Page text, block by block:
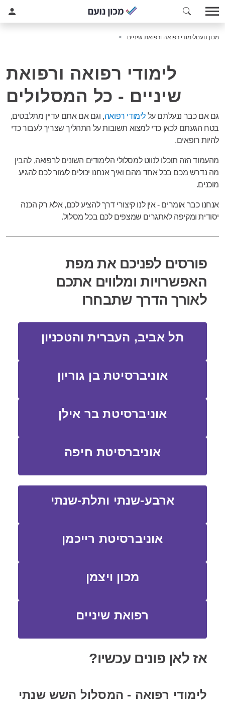
מכון נועםלימודי רפואה ורפואת שיניים
לימודי רפואה ורפואת
שיניים - כל המסלולים
גם אם כבר ננעלתם על לימודי רפואה, וגם אם אתם עדיין מתלבטים,
בטח הגעתם לכאן כדי למצוא תשובות על התהליך שצריך לעבור כדי
להיות רופאים.
מהעמוד הזה תוכלו לנווט למסלולי הלימודים השונים לרפואה, להבין
מה נדרש מכם בכל אחד מהם ואיך אנחנו יכולים לעזור לכם להגיע
מוכנים.
אנחנו כבר אומרים - אין לנו קיצורי דרך להציע לכם, אלא רק הכנה
יסודית ומקיפה לאתגרים שמצפים לכם בכל מסלול.
פורסים לפניכם את מפת
האפשרויות ומלווים אתכם
לאורך הדרך שתבחרו
תל אביב, העברית והטכניון
אוניברסיטת בן גוריון
אוניברסיטת בר אילן
אוניברסיטת חיפה
ארבע-שנתי ותלת-שנתי
אוניברסיטת רייכמן
מכון ויצמן
רפואת שיניים
אז לאן פונים עכשיו?
לימודי רפואה - המסלול השש שנתי